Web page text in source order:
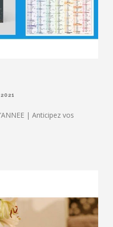
| Anticipez vos